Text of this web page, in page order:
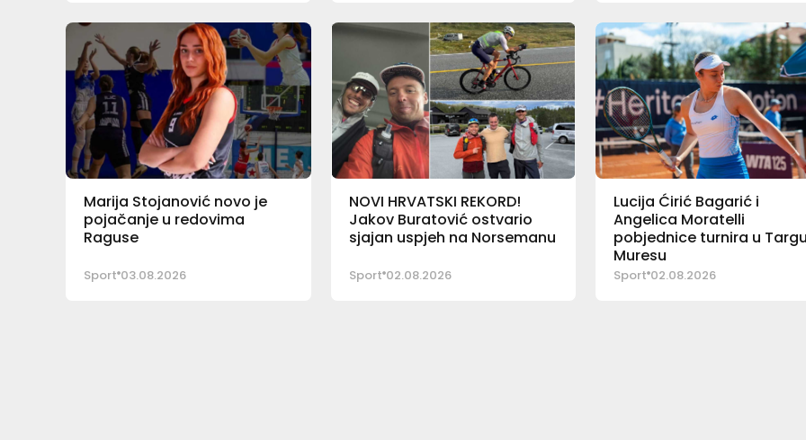
Marija Stojanović novo je
pojačanje u redovima
Raguse
Sport 03.08.2026
NOVI HRVATSKI REKORD!
Jakov Buratović ostvario
sjajan uspjeh na Norsemanu
Sport 02.08.2026
Lucija Ćirić Bagarić i
Angelica Moratelli
pobjednice turnira u
Muresu
Sport 02.08.2026